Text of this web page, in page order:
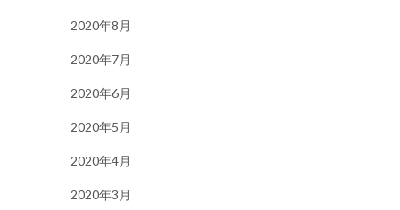
2020年8月
2020年7月
2020年6月
2020年5月
2020年4月
2020年3月